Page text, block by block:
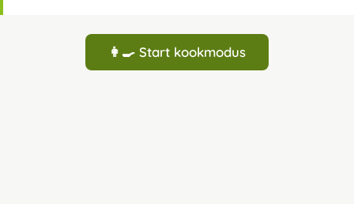
👩‍🍳 Start kookmodus